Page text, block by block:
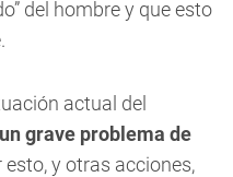
del hombre y que esto
actual del
grave problema de
esto, y otras acciones,